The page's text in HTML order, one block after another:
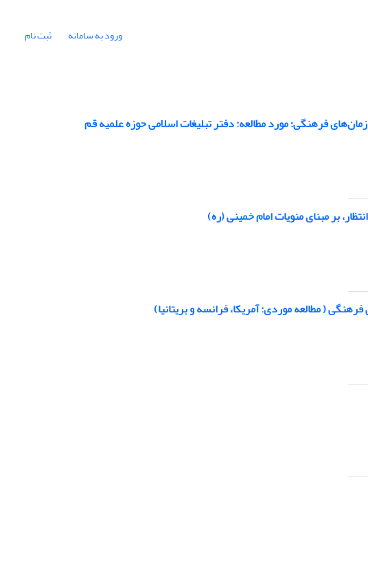
ورود به سامانه ثبت نام
فرهنگی؛ مورد مطالعه: دفتر تبلیغات اسلامی حوزه علمیه قم
بر مبنای منویات امام خمینی (ره)
( مطالعه موردی: آمریکا، فرانسه و بریتانیا)